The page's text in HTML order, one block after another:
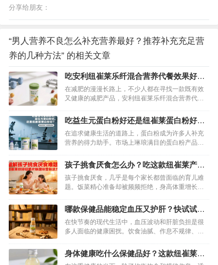
分享给朋友：
“男人营养不良怎么补充营养最好？推荐补充充足营
养的几种方法” 的相关文章
吃安利纽崔莱乐纤混合营养代餐效果好
吗？详细揭秘答案
在减肥的漫漫长路上，不少人都在寻找一款既有效
又健康的减肥产品，安利纽崔莱乐纤混合营养代餐
说，帮助人们实现减肥目标？今天，就来为大家深
入剖析。…
吃益生元蛋白粉好还是纽崔莱蛋白粉好？
揭秘吃哪个蛋白粉更好
在追求健康生活的道路上，蛋白粉成为许多人补充
营养的得力助手。市场上琳琅满目的蛋白粉产品
者究竟谁更胜一筹？接下来，我们就从多个维度来
深入剖析，帮你做出最适合自己的选择。…
孩子挑食厌食怎么办？吃这款纽崔莱产品
可有效改善味觉
孩子挑食厌食，几乎是每个家长都曾面临的育儿难
题。饭菜精心准备却被频频拒绝，身高体重增长缓
藏着微量元素缺乏的“隐形杀手”。临床研究表明，
铁、锌等微量元素的不足，会直接影响孩子的味觉
感知与食欲调节。而纽崔莱铁锌咀嚼片，凭借科学
配方与专业营养支持，成为改善孩子挑…
哪款保健品能稳定血压又护肝？快试试这
款纽崔莱产品吧
在快节奏的现代生活中，血压波动和肝脏负担是很
多人面临的健康困扰。饮食油腻、作息不规律、压
重肝脏的代谢负担。如果能找到一款既能辅助稳定
血压，又能呵护肝脏的保健品，无疑能让健康养护
身体健康吃什么保健品好？这款纽崔莱产